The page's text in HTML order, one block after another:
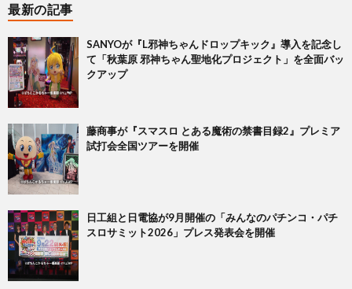
最新の記事
SANYOが『L邪神ちゃんドロップキック』導入を記念し
て「秋葉原 邪神ちゃん聖地化プロジェクト」を全面バッ
クアップ
藤商事が『スマスロ とある魔術の禁書目録2』プレミア
試打会全国ツアーを開催
日工組と日電協が9月開催の「みんなのパチンコ・パチ
スロサミット2026」プレス発表会を開催